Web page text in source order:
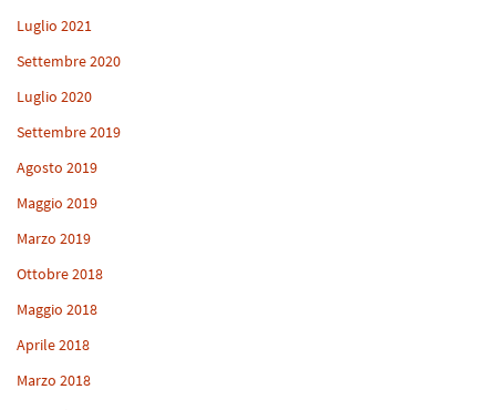
Luglio 2021
Settembre 2020
Luglio 2020
Settembre 2019
Agosto 2019
Maggio 2019
Marzo 2019
Ottobre 2018
Maggio 2018
Aprile 2018
Marzo 2018